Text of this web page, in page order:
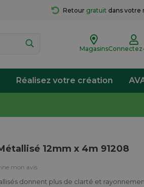
Retour gratuit dans votre
Magasins
Réalisez votre création
12mm x 4m 91208
mon avis
donnent plus de clarté et